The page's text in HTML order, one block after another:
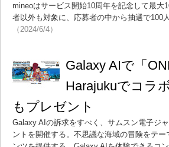
mineoはサービス開始10周年を記念して最
者以外も対象に、応募者の中から抽選で100
（2024/6/4）
Galaxy AIで「
Harajukuでコラ
もプレゼント
Galaxy AIの訴求をすべく、サムスン電子ジ
ントを開催する。不思議な海域の冒険をテ